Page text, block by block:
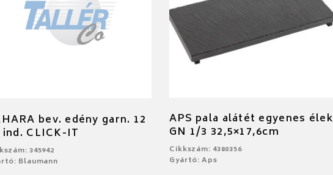
bev. edény garn. 12
ind. CLICK-IT
345942
Blaumann
APS pala alátét egyenes élek
GN 1/3 32,5×17,6cm
Cikkszám: 4380356
Gyártó: Aps